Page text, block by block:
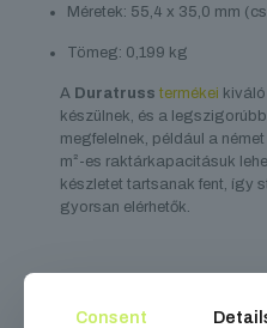
Méretek: 55,4 x 35,0 mm
Tömeg: 0,199 kg
A Duratruss termékei
készülnek, és a
megfelelnek, például a német
m²-es raktárkapacitásuk
készletet tartsanak fent, így
gyorsan elérhetők.
Consent